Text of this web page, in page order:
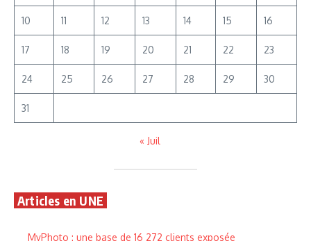
10 11 12 13 14 15 16
17 18 19 20 21 22 23
24 25 26 27 28 29 30
31
« Juil
Articles en UNE
MyPhoto : une base de 16 272 clients exposée